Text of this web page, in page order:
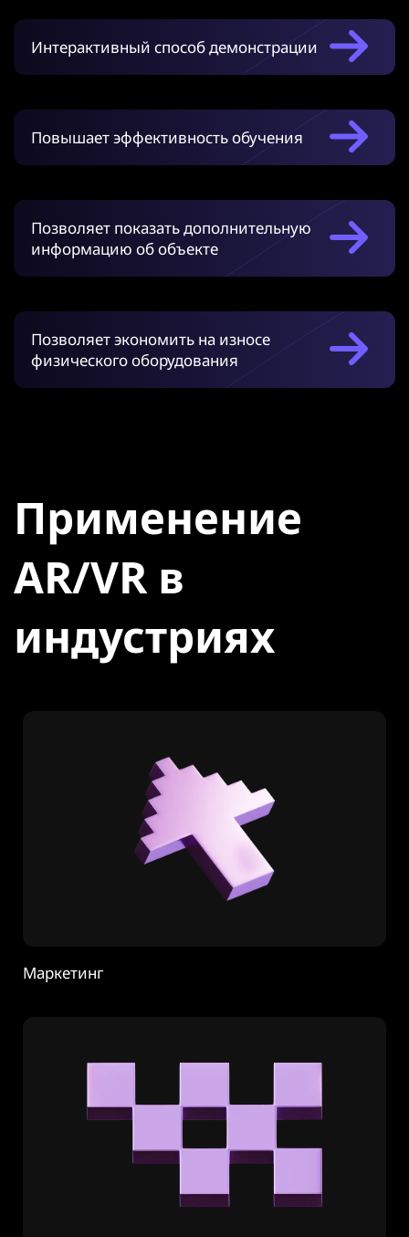
Интерактивный способ демонстрации
Повышает эффективность обучения
Позволяет показать дополнительную
информацию об объекте
Позволяет экономить на износе
физического оборудования
Применение
AR/VR в
индустриях
Маркетинг